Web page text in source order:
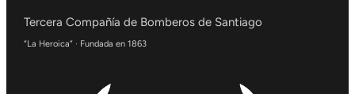
Tercera Compañía de Bomberos de Santiago
“La Heroica” · Fundada en 1863